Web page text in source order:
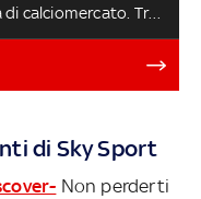
calciomercato. Tra
al Monza, Piatek alla
LE 20
di Sky Sport
Non perderti